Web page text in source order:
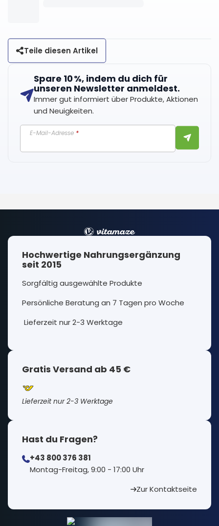
Teile diesen Artikel
Spare 10 %, indem du dich für
unseren Newsletter anmeldest.
Immer gut informiert über Produkte, Aktionen
und Neuigkeiten.
E-Mail-Adresse *
Hochwertige Nahrungsergänzung
seit 2015
Sorgfältig ausgewählte Produkte
Persönliche Beratung an 7 Tagen pro Woche
Lieferzeit nur 2-3 Werktage
Gratis Versand ab 45 €
Lieferzeit nur 2-3 Werktage
Hast du Fragen?
+43 800 376 381
⁠Montag-Freitag, 9:00 - 17:00 Uhr
Zur Kontaktseite